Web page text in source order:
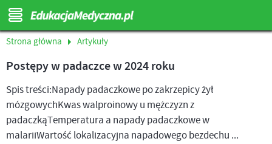
Strona główna Artykuły
Postępy w padaczce w 2024 roku
Spis treści:Napady padaczkowe po zakrzepicy żył
mózgowychKwas walproinowy u mężczyzn z
padaczkąTemperatura a napady padaczkowe w
malariiWartość lokalizacyjna napadowego bezdechu ...